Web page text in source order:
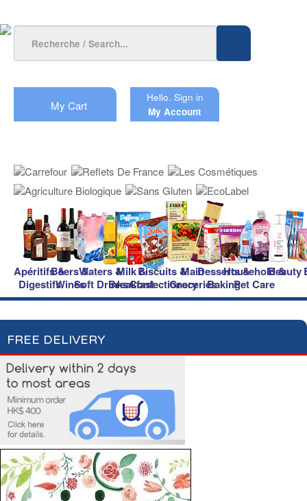
My Cart
Hello. Sign in
My Account
Apéritifs &
Digestifs
Beers &
Wines
Waters &
Soft Drinks
Milk &
Breakfast
Biscuits &
Confectionery
Main
Groceries
Desserts &
Baking
Household &
Pet Care
Beauty
FREE DELIVERY